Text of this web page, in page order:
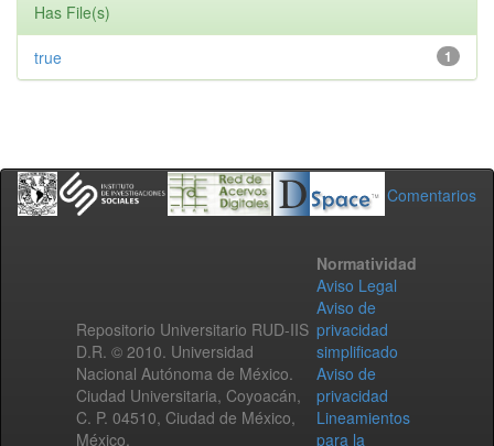
Has File(s)
1
true
Comentarios
Repositorio Universitario RUD-IIS
D.R. © 2010. Universidad
Nacional Autónoma de México.
Ciudad Universitaria, Coyoacán,
C. P. 04510, Ciudad de México,
México.
Normatividad
Aviso Legal
Aviso de
privacidad
simplificado
Aviso de
privacidad
Lineamientos
para la